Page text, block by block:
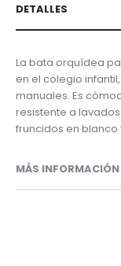
DETALLES
La bata orquídea
en el colegio
manuales. Es
resistente a
fruncidos en
MÁS INFORMACIÓN